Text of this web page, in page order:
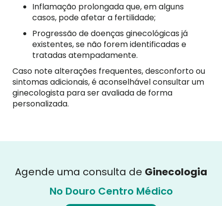
Inflamação prolongada que, em alguns
casos, pode afetar a fertilidade;
Progressão de doenças ginecológicas já
existentes, se não forem identificadas e
tratadas atempadamente.
Caso note alterações frequentes, desconforto ou
sintomas adicionais, é aconselhável consultar um
ginecologista para ser avaliada de forma
personalizada.
Agende uma consulta de Ginecologia
No Douro Centro Médico